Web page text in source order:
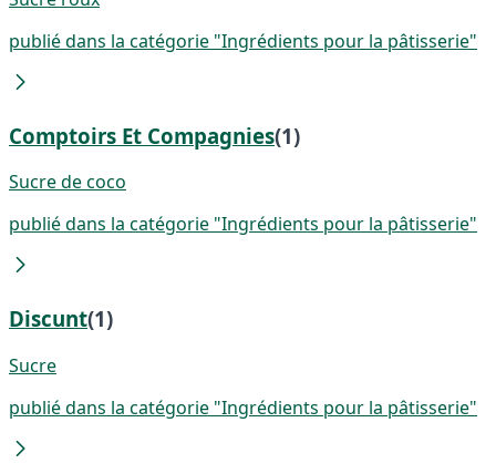
publié dans la catégorie "Ingrédients pour la pâtisserie"
Comptoirs Et Compagnies(1)
Sucre de coco
publié dans la catégorie "Ingrédients pour la pâtisserie"
Discunt(1)
Sucre
publié dans la catégorie "Ingrédients pour la pâtisserie"